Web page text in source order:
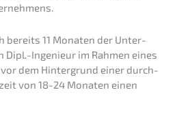
bereits 11 Monaten der Unter­
Dipl.-Ingenieur im Rahmen eines
dem Hinter­grund einer durch­
von 18-24 Monaten einen